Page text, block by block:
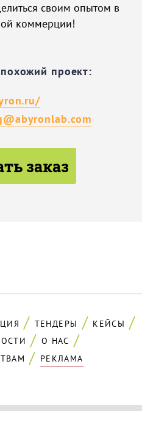
своим опытом в
коммерции!
похожий проект:
заказ
ТЕНДЕРЫ
КЕЙСЫ
О НАС
РЕКЛАМА